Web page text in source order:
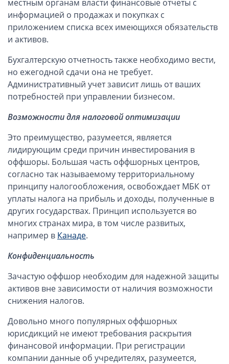
Вопросы и ответы
Автоматический обмен информацией
Контакты, схема проезда
местным органам власти финансовые отчеты с
информацией о продажах и покупках с
приложением списка всех имеющихся обязательств
и активов.
Бухгалтерскую отчетность также необходимо вести,
но ежегодной сдачи она не требует.
Административный учет зависит лишь от ваших
потребностей при управлении бизнесом.
Возможности для налоговой оптимизации
Это преимущество, разумеется, является
лидирующим среди причин инвестирования в
оффшоры. Большая часть оффшорных центров,
согласно так называемому территориальному
принципу налогообложения, освобождает МБК от
уплаты налога на прибыль и доходы, полученные в
других государствах. Принцип используется во
многих странах мира, в том числе развитых,
например в Канаде.
Конфиденциальность
Зачастую оффшор необходим для надежной защиты
активов вне зависимости от наличия возможности
снижения налогов.
Довольно много популярных оффшорных
юрисдикций не имеют требования раскрытия
финансовой информации. При регистрации
компании данные об учредителях, разумеется,